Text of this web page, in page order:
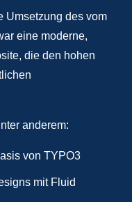
Umsetzung des vom
eine moderne,
die den hohen
anderem:
von TYPO3
mit Fluid